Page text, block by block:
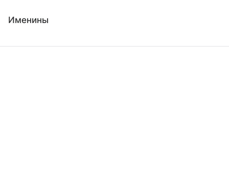
Именины